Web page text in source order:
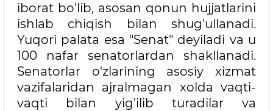
iborat bo'lib, asosan qonun hujjatlarini
ishlab chiqish bilan shug'ullanadi.
Yuqori palata esa "Senat" deyiladi va u
100 nafar senatorlardan shakllanadi.
Senatorlar o'zlarining asosiy xizmat
vazifalaridan ajralmagan xolda vaqti-
vaqti bilan yig'ilib turadilar va